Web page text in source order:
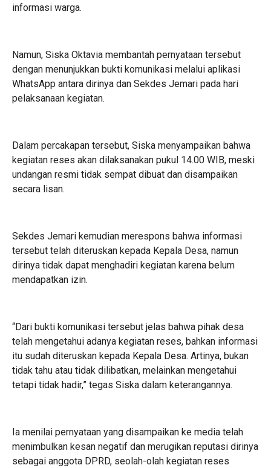
informasi warga.
‎Namun, Siska Oktavia membantah pernyataan tersebut
dengan menunjukkan bukti komunikasi melalui aplikasi
WhatsApp antara dirinya dan Sekdes Jemari pada hari
pelaksanaan kegiatan.
Dalam percakapan tersebut, Siska menyampaikan bahwa
kegiatan reses akan dilaksanakan pukul 14.00 WIB, meski
undangan resmi tidak sempat dibuat dan disampaikan
secara lisan.
‎Sekdes Jemari kemudian merespons bahwa informasi
tersebut telah diteruskan kepada Kepala Desa, namun
dirinya tidak dapat menghadiri kegiatan karena belum
mendapatkan izin.
‎“Dari bukti komunikasi tersebut jelas bahwa pihak desa
telah mengetahui adanya kegiatan reses, bahkan informasi
itu sudah diteruskan kepada Kepala Desa. Artinya, bukan
tidak tahu atau tidak dilibatkan, melainkan mengetahui
tetapi tidak hadir,” tegas Siska dalam keterangannya.
‎Ia menilai pernyataan yang disampaikan ke media telah
menimbulkan kesan negatif dan merugikan reputasi dirinya
sebagai anggota DPRD, seolah-olah kegiatan reses